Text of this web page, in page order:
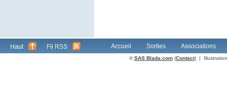
Haut Fil RSS Accueil Sorties Associations
©SAS Blada.com(Contact) |